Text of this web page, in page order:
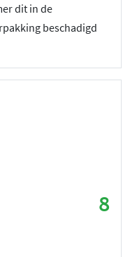
dit in de
beschadigd
8